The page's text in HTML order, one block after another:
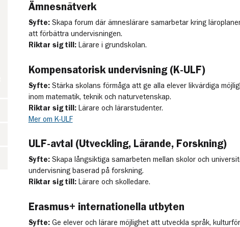
Ämnesnätverk
Syfte:Skapa forum där ämneslärare samarbetar kring
att förbättra undervisningen.
Riktar sig till:Lärare i grundskolan.
Kompensatorisk undervisning (K-ULF)
Syfte:Stärka skolans förmåga att ge alla elever likvärdiga
inom matematik, teknik och naturvetenskap.
Riktar sig till:Lärare och lärarstudenter.
Mer om K-ULF
ULF-avtal (Utveckling, Lärande, Forskning)
Syfte:Skapa långsiktiga samarbeten mellan skolor och
undervisning baserad på forskning.
Riktar sig till:Lärare och skolledare.
Erasmus+ internationella utbyten
Syfte:Ge elever och lärare möjlighet att utveckla språk,